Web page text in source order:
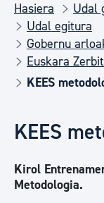
Hasiera
Udal
Udal egitura
Gobernu
Euskara
KEES
KEES
Kirol
Metodologia.